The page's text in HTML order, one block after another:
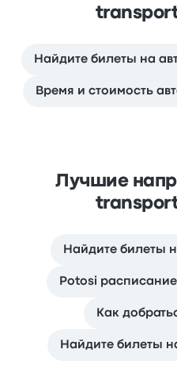
Найдите билеты на
Время и стоимость
Лучшие
Найдите билеты
Potosi
Как
Найдите билеты